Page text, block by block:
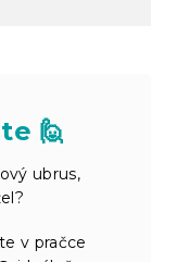
🙋
ubrus,
v pračce